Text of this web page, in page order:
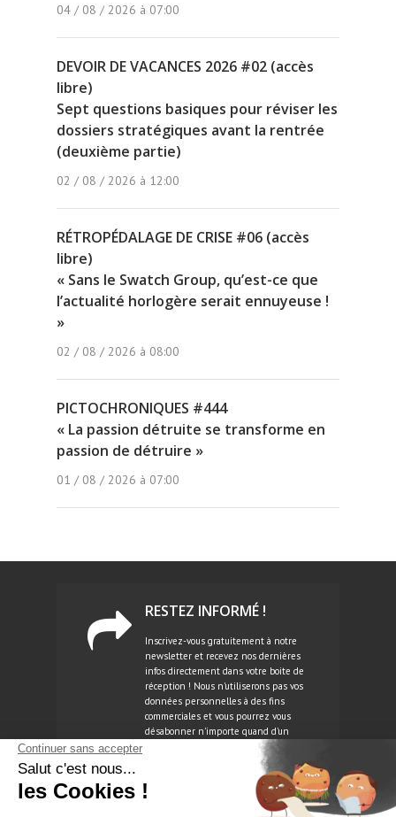
04 / 08 / 2026 à 07:00
DEVOIR DE VACANCES 2026 #02 (accès
libre)
Sept questions basiques pour réviser les
dossiers stratégiques avant la rentrée
(deuxième partie)
02 / 08 / 2026 à 12:00
RÉTROPÉDALAGE DE CRISE #06 (accès
libre)
« Sans le Swatch Group, qu’est-ce que
l’actualité horlogère serait ennuyeuse !
»
02 / 08 / 2026 à 08:00
PICTOCHRONIQUES #444
« La passion détruite se transforme en
passion de détruire »
01 / 08 / 2026 à 07:00
RESTEZ INFORMÉ !
Inscrivez-vous gratuitement à notre
newsletter et recevez nos dernières
infos directement dans votre boite de
réception ! Nous n'utiliserons pas vos
données personnelles à des fins
commerciales et vous pourrez vous
désabonner n'importe quand d'un
NEWSLETTER